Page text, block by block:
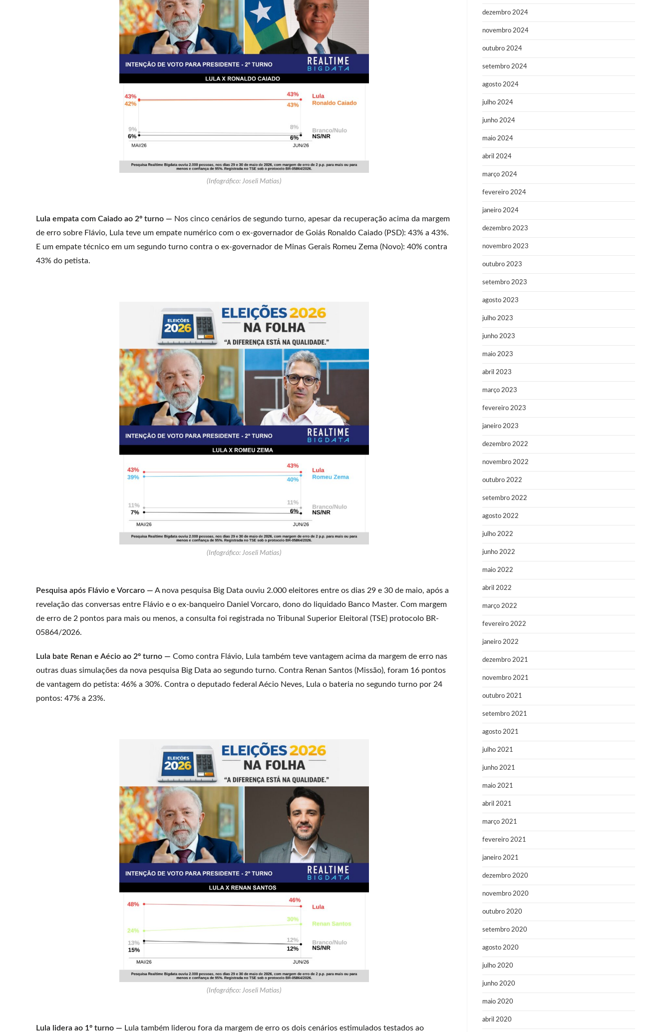
(Infográfico: Joseli Matias)
Lula empata com Caiado ao 2º turno — Nos cinco cenários de segundo turno, apesar da recuperação acima da margem
de erro sobre Flávio, Lula teve um empate numérico com o ex-governador de Goiás Ronaldo Caiado (PSD): 43% a 43%.
E um empate técnico em um segundo turno contra o ex-governador de Minas Gerais Romeu Zema (Novo): 40% contra
43% do petista.
(Infográfico: Joseli Matias)
Pesquisa após Flávio e Vorcaro — A nova pesquisa Big Data ouviu 2.000 eleitores entre os dias 29 e 30 de maio, após a
revelação das conversas entre Flávio e o ex-banqueiro Daniel Vorcaro, dono do liquidado Banco Master. Com margem
de erro de 2 pontos para mais ou menos, a consulta foi registrada no Tribunal Superior Eleitoral (TSE) protocolo BR-
05864/2026.
Lula bate Renan e Aécio ao 2º turno — Como contra Flávio, Lula também teve vantagem acima da margem de erro nas
outras duas simulações da nova pesquisa Big Data ao segundo turno. Contra Renan Santos (Missão), foram 16 pontos
de vantagem do petista: 46% a 30%. Contra o deputado federal Aécio Neves, Lula o bateria no segundo turno por 24
pontos: 47% a 23%.
(Infográfico: Joseli Matias)
Lula lidera ao 1º turno — Lula também liderou fora da margem de erro os dois cenários estimulados testados ao
dezembro 2024
novembro 2024
outubro 2024
setembro 2024
agosto 2024
julho 2024
junho 2024
maio 2024
abril 2024
março 2024
fevereiro 2024
janeiro 2024
dezembro 2023
novembro 2023
outubro 2023
setembro 2023
agosto 2023
julho 2023
junho 2023
maio 2023
abril 2023
março 2023
fevereiro 2023
janeiro 2023
dezembro 2022
novembro 2022
outubro 2022
setembro 2022
agosto 2022
julho 2022
junho 2022
maio 2022
abril 2022
março 2022
fevereiro 2022
janeiro 2022
dezembro 2021
novembro 2021
outubro 2021
setembro 2021
agosto 2021
julho 2021
junho 2021
maio 2021
abril 2021
março 2021
fevereiro 2021
janeiro 2021
dezembro 2020
novembro 2020
outubro 2020
setembro 2020
agosto 2020
julho 2020
junho 2020
maio 2020
abril 2020